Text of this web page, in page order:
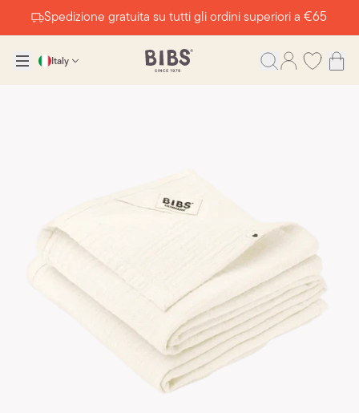
Spedizione gratuita su tutti gli ordini superiori a €65
Italy